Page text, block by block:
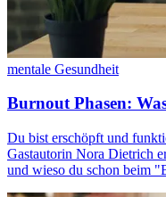
mentale Gesundheit
Burnout Phasen:
Du bist erschöpft und
Gastautorin Nora Dietrich
und wieso du schon beim